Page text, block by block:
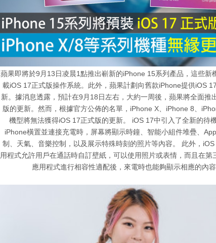
蘋果即將於9月13日凌晨1點推出嶄新的iPhone 15系列產品，這些新
載iOS 17正式版操作系統。此外，蘋果計劃向舊款iPhone提供iOS
新。據消息透露，預計在9月18日左右，大約一周後，蘋果將全面推
版的更新。然而，根據官方公佈的名單，iPhone X、iPhone 8、
機型將無法獲得iOS 17正式版的更新。 iOS 17中引入了全新的待
iPhone橫置並連接充電時，屏幕將顯示時鐘、智能小組件堆疊、
制、天氣、音樂控制，以及展示特殊時刻的照片等內容。 此外，
用程式允許用戶在通話時自訂壁紙，可以使用照片或表情，而且在第
應用程式進行相容性適配後，來電時也能夠顯示相應的內容